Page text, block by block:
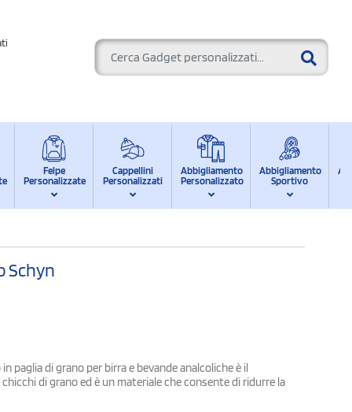
Felpe
Personalizzate
Cappellini
Personalizzati
Abbigliamento
Personalizzato
Abbigliamento
Sportivo
Schyn
paglia di grano per birra e bevande analcoliche è il
di grano ed è un materiale che consente di ridurre la